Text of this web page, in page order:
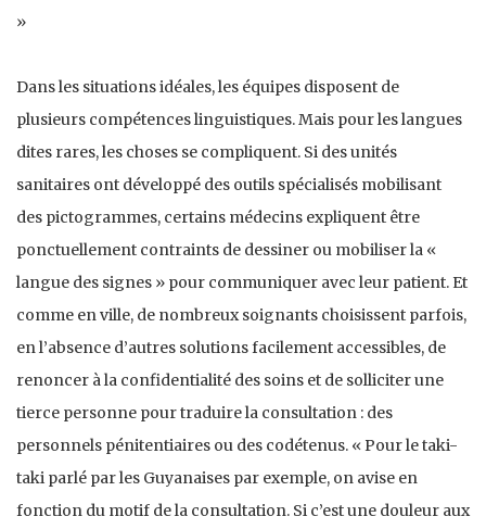
»
Dans les situations idéales, les équipes disposent de
plusieurs compétences linguistiques. Mais pour les langues
dites rares, les choses se compliquent. Si des unités
sanitaires ont développé des outils spécialisés mobilisant
des pictogrammes, certains médecins expliquent être
ponctuellement contraints de dessiner ou mobiliser la «
langue des signes » pour communiquer avec leur patient. Et
comme en ville, de nombreux soignants choisissent parfois,
en l’absence d’autres solutions facilement accessibles, de
renoncer à la confidentialité des soins et de solliciter une
tierce personne pour traduire la consultation : des
personnels pénitentiaires ou des codétenus. « Pour le taki-
taki parlé par les Guyanaises par exemple, on avise en
fonction du motif de la consultation. Si c’est une douleur aux